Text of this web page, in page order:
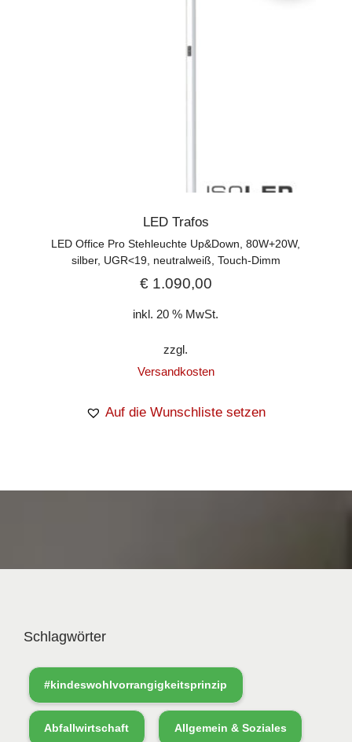
LED Trafos
LED Office Pro Stehleuchte Up&Down, 80W+20W,
silber, UGR<19, neutralweiß, Touch-Dimm
€1.090,00
inkl. 20 % MwSt.
zzgl.
Versandkosten
Auf die Wunschliste setzen
Schlagwörter
#kindeswohlvorrangigkeitsprinzip
Abfallwirtschaft Allgemein & Soziales